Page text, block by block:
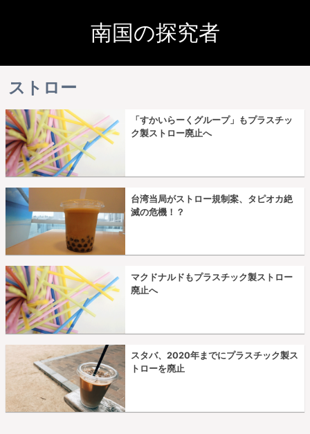
南国の探究者
ストロー
「すかいらーくグループ」もプラスチッ
ク製ストロー廃止へ
台湾当局がストロー規制案、タピオカ絶
滅の危機！？
マクドナルドもプラスチック製ストロー
廃止へ
スタバ、2020年までにプラスチック製ス
トローを廃止